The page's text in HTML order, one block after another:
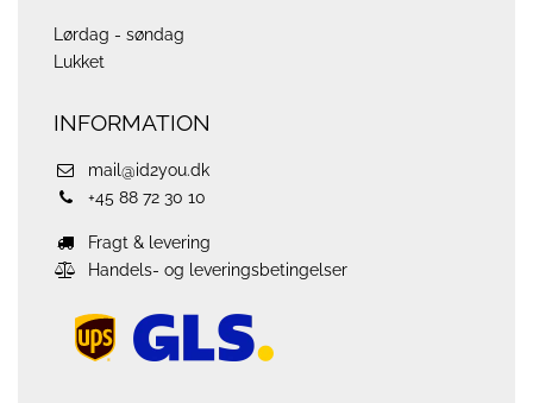
Lørdag - søndag
Lukket
INFORMATION
mail@id2you.dk
+45 88 72 30 10
Fragt & levering
Handels- og leveringsbetingelser
ups
logo